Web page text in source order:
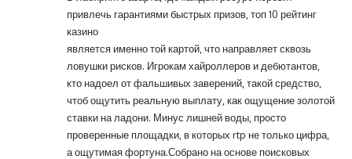
привлечь гарантиями быстрых призов, топ 10 рейтинг
казино
является именно той картой, что направляет сквозь
ловушки рисков. Игрокам хайроллеров и дебютантов,
кто надоел от фальшивых заверений, такой средство,
чтоб ощутить реальную выплату, как ощущение золотой
ставки на ладони. Минус лишней воды, просто
проверенные площадки, в которых rtp не только цифра,
а ощутимая фортуна.Собрано на основе поисковых